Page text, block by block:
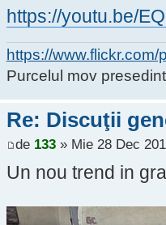
https://youtu.be/
https://
Purcelul mov
Re: Discuţii
de 133» Mie 28 Dec
Un nou trend in